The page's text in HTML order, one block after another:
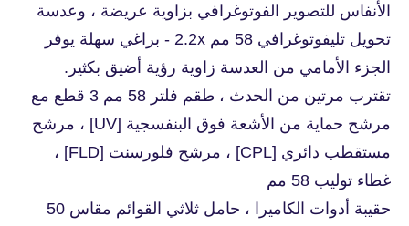
الأنفاس للتصوير الفوتوغرافي بزاوية عريضة ، وعدسة
تحويل تليفوتوغرافي 58 مم 2.2x - براغي سهلة يوفر
الجزء الأمامي من العدسة زاوية رؤية أضيق بكثير.
تقترب مرتين من الحدث ، طقم فلتر 58 مم 3 قطع مع
مرشح حماية من الأشعة فوق البنفسجية [UV] ، مرشح
مستقطب دائري [CPL] ، مرشح فلورسنت [FLD] ،
غطاء توليب 58 مم
حقيبة أدوات الكاميرا ، حامل ثلاثي القوائم مقاس 50